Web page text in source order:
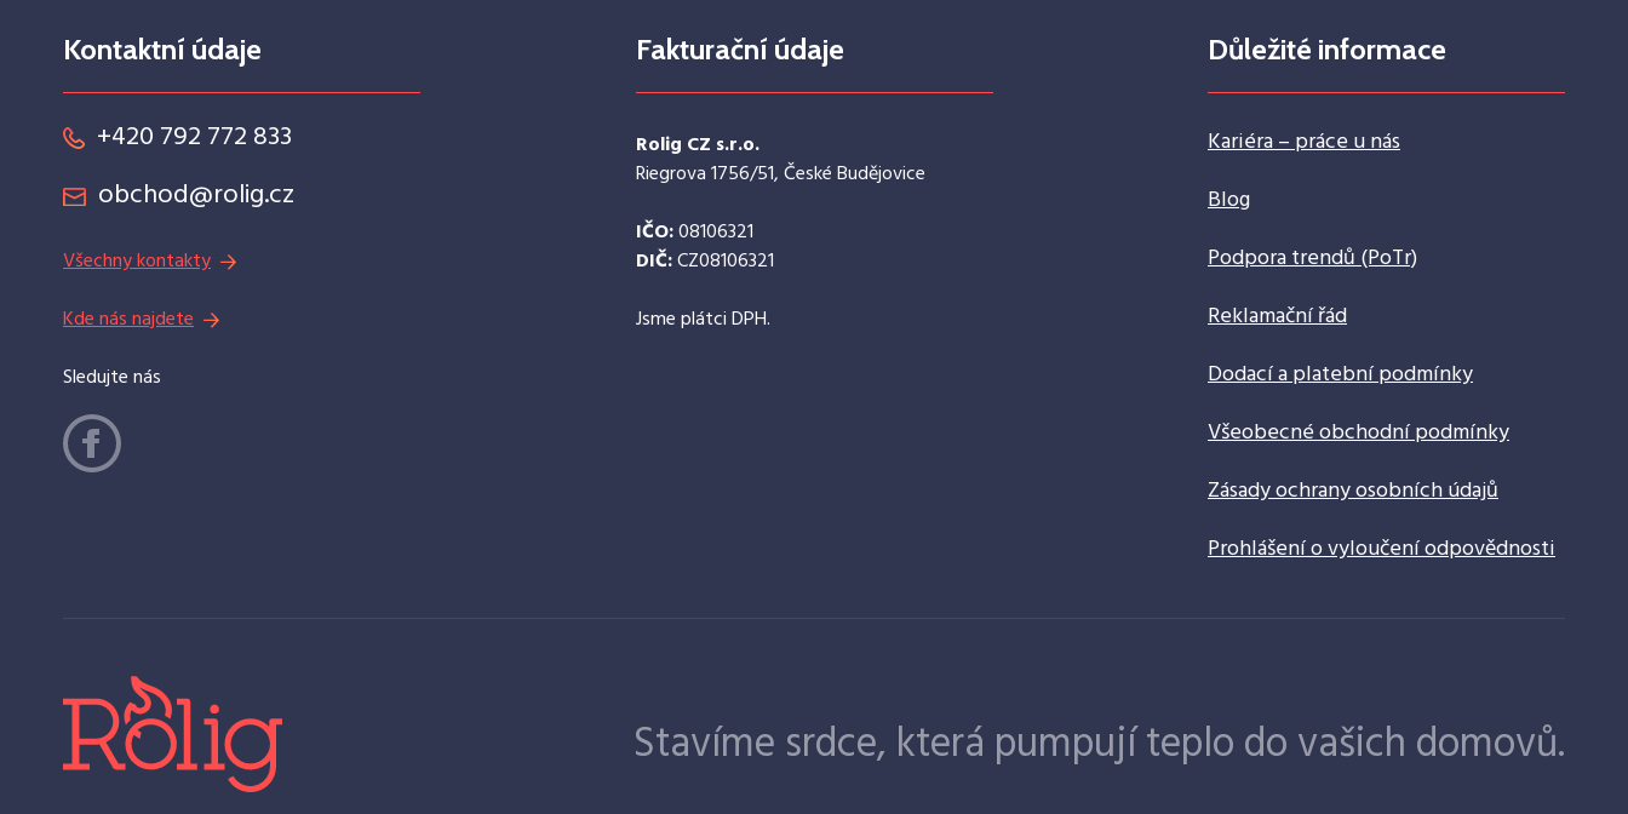
Kontaktní údaje
+420 792 772 833
obchod@rolig.cz
Všechny kontakty
Kde nás najdete
Sledujte nás
Fakturační údaje
Rolig CZ s.r.o.
Riegrova 1756/51, České Budějovice
IČO:08106321
DIČ:CZ08106321
Jsme plátci DPH.
Důležité informace
Kariéra – práce u nás
Blog
Podpora trendů (PoTr)
Reklamační řád
Dodací a platební podmínky
Všeobecné obchodní podmínky
Zásady ochrany osobních údajů
Prohlášení o vyloučení odpovědnosti
Stavíme srdce, která pumpují teplo do vašich domovů.